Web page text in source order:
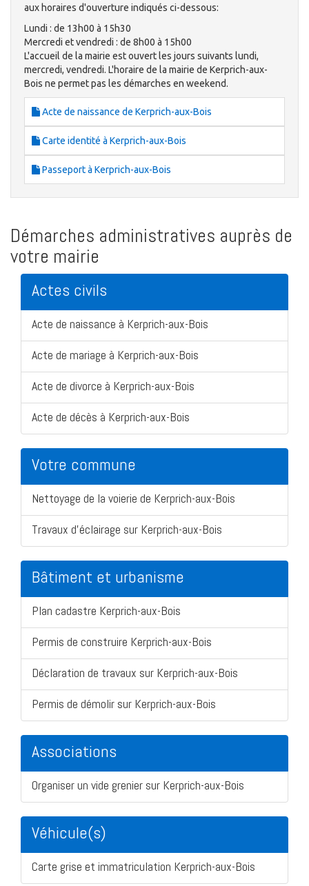
aux horaires d'ouverture indiqués ci-dessous:
Lundi : de 13h00 à 15h30
Mercredi et vendredi : de 8h00 à 15h00
L'accueil de la mairie est ouvert les jours suivants lundi,
mercredi, vendredi. L'horaire de la mairie de Kerprich-aux-
Bois ne permet pas les démarches en weekend.
Acte de naissance de Kerprich-aux-Bois
Carte identité à Kerprich-aux-Bois
Passeport à Kerprich-aux-Bois
Démarches administratives auprès de
votre mairie
Actes civils
Acte de naissance à Kerprich-aux-Bois
Acte de mariage à Kerprich-aux-Bois
Acte de divorce à Kerprich-aux-Bois
Acte de décès à Kerprich-aux-Bois
Votre commune
Nettoyage de la voierie de Kerprich-aux-Bois
Travaux d'éclairage sur Kerprich-aux-Bois
Bâtiment et urbanisme
Plan cadastre Kerprich-aux-Bois
Permis de construire Kerprich-aux-Bois
Déclaration de travaux sur Kerprich-aux-Bois
Permis de démolir sur Kerprich-aux-Bois
Associations
Organiser un vide grenier sur Kerprich-aux-Bois
Véhicule(s)
Carte grise et immatriculation Kerprich-aux-Bois